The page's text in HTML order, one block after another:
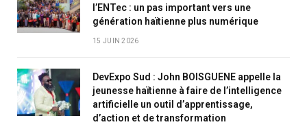
l’ENTec : un pas important vers une
génération haïtienne plus numérique
15 JUIN 2026
DevExpo Sud : John BOISGUENE appelle la
jeunesse haïtienne à faire de l’intelligence
artificielle un outil d’apprentissage,
d’action et de transformation